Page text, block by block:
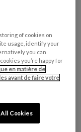
cutanée.
of cookies on
usage, identify your
you can
you’re happy for
en matière de
avant de faire votre
Cookies